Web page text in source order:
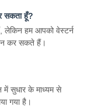
सकता हूँ?
लेकिन हम आपको वेस्टर्न
कर सकते हैं।
सुधार के माध्यम से
गया है।